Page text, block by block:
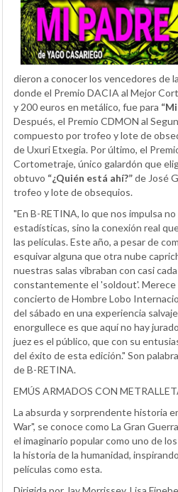
dieron a conocer los vencedores de
donde el Premio DACIA al Mejor
y 200 euros en metálico, fue para
Después, el Premio CDMON al
compuesto por trofeo y lote de
de Uxuri Etxegia. Por último, el
Cortometraje, único galardón que
obtuvo “¿Quién está ahí?”de José
trofeo y lote de obsequios.
"En B-RETINA, lo que nos impulsa
estadísticas, sino la conexión real
las películas. Este año, a pesar de
esquivar alguna que otra nube
nuestras salas vibraban con casi
constantemente el 'soldout'. Merece
concierto de Hombre Lobo
del sábado en una experiencia
enorgullece es que aquí no hay
juez es el público, que con su
del éxito de esta edición." Son
de B-RETINA.
EMÚS ARMADOS CON
La absurda y sorprendente historia
War", se conoce como La Gran
el imaginario popular como uno de
la historia de la humanidad,
películas como esta.